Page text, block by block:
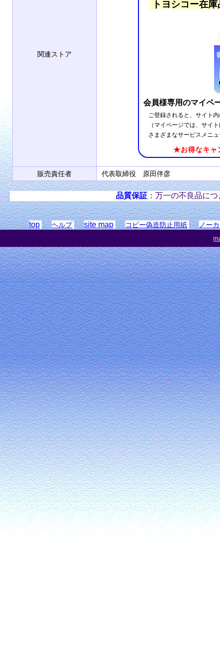
関連ストア
トヨシコー在
会員様専用のマイペ
ご登録されると、サイト
（マイページでは、サイ
さまざまなサービスメニ
★お得なキャ
販売責任者 代表取締役 原田伴彦
品質保証 ：万一の不良品に
top ヘルプ site map コピー偽造防止用紙 ノー